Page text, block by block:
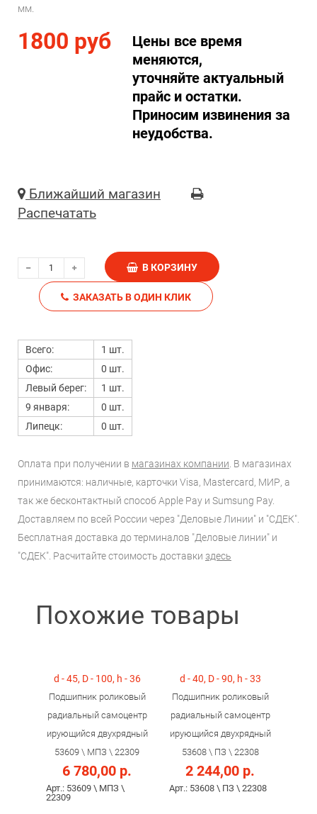
мм.
1800 руб
Цены все время
меняются,
уточняйте актуальный
прайс и остатки.
Приносим извинения за
неудобства.
Ближайший магазин
Распечатать
В КОРЗИНУ
ЗАКАЗАТЬ В ОДИН КЛИК
Всего:
1 шт.
Офис:
0 шт.
Левый берег:
1 шт.
9 января:
0 шт.
Липецк:
0 шт.
Оплата при получении в магазинах компании . В магазинах
принимаются: наличные, карточки Visa, Mastercard, МИР, а
так же бесконтактный способ Apple Pay и Sumsung Pay.
Доставляем по всей России через "Деловые Линии" и "СДЕК".
Бесплатная доставка до терминалов "Деловые линии" и
"СДЕК". Расчитайте стоимость доставки здесь
Похожие товары
d - 45, D - 100, h - 36
Подшипник роликовый
радиальный самоцентр
ирующийся двухрядный
53609 \ МПЗ \ 22309
6 780,00 р.
Арт.: 53609 \ МПЗ \
22309
d - 40, D - 90, h - 33
Подшипник роликовый
радиальный самоцентр
ирующийся двухрядный
53608 \ ПЗ \ 22308
2 244,00 р.
Арт.: 53608 \ ПЗ \ 22308